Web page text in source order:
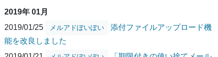
2019年 01月
2019/01/25
メルアドぽいぽい
添付ファイルアップロード機
能を改良しました